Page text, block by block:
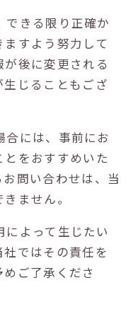
できる限り正確か
すよう努力して
後に変更される
じることもござ
合には、事前にお
をおすすめいた
問い合わせは、当
ません。
によって生じたい
ではその責任を
ご了承くださ